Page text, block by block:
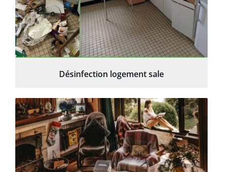
Désinfection logement sale